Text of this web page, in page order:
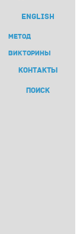
ENGLISH
МЕТОД
ВИКТОРИНЫ
КОНТАКТЫ
ПОИСК